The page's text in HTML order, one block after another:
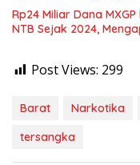
Rp24 Miliar Dana
NTB Sejak 2024,
Post Views: 299
Barat Narkotika
tersangka